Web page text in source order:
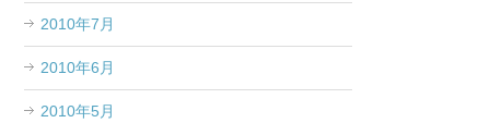
2010年7月
2010年6月
2010年5月